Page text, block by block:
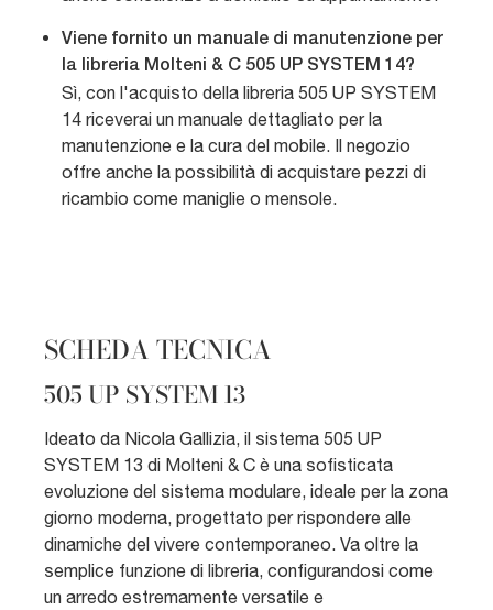
Viene fornito un manuale di manutenzione per
la libreria Molteni & C 505 UP SYSTEM 14?
Sì, con l'acquisto della libreria 505 UP SYSTEM
14 riceverai un manuale dettagliato per la
manutenzione e la cura del mobile. Il negozio
offre anche la possibilità di acquistare pezzi di
ricambio come maniglie o mensole.
SCHEDA TECNICA
505 UP SYSTEM 13
Ideato da Nicola Gallizia, il sistema 505 UP
SYSTEM 13 di Molteni & C è una sofisticata
evoluzione del sistema modulare, ideale per la zona
giorno moderna, progettato per rispondere alle
dinamiche del vivere contemporaneo. Va oltre la
semplice funzione di libreria, configurandosi come
un arredo estremamente versatile e